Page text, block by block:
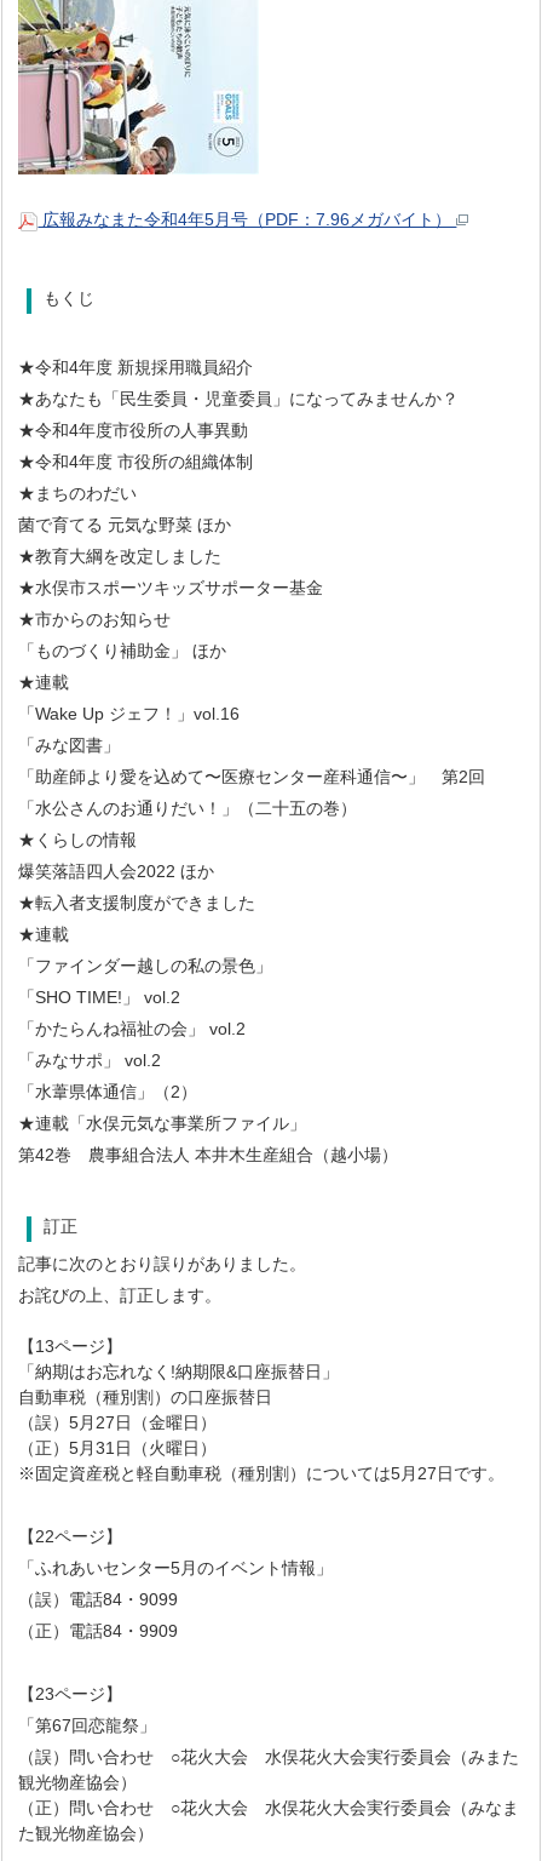
広報みなまた令和4年5月号（PDF：7.96メガバイト）
もくじ
★令和4年度 新規採用職員紹介
★あなたも「民生委員・児童委員」になってみませんか？
★令和4年度市役所の人事異動
★令和4年度 市役所の組織体制
★まちのわだい
菌で育てる 元気な野菜 ほか
★教育大綱を改定しました
★水俣市スポーツキッズサポーター基金
★市からのお知らせ
「ものづくり補助金」 ほか
★連載
「Wake Up ジェフ！」vol.16
「みな図書」
「助産師より愛を込めて〜医療センター産科通信〜」 第2回
「水公さんのお通りだい！」（二十五の巻）
★くらしの情報
爆笑落語四人会2022 ほか
★転入者支援制度ができました
★連載
「ファインダー越しの私の景色」
「SHO TIME!」 vol.2
「かたらんね福祉の会」 vol.2
「みなサポ」 vol.2
「水葦県体通信」（2）
★連載「水俣元気な事業所ファイル」
第42巻 農事組合法人 本井木生産組合（越小場）
訂正
記事に次のとおり誤りがありました。
お詫びの上、訂正します。
【13ページ】
「納期はお忘れなく!納期限&口座振替日」
自動車税（種別割）の口座振替日
（誤）5月27日（金曜日）
（正）5月31日（火曜日）
※固定資産税と軽自動車税（種別割）については5月27日です。
【22ページ】
「ふれあいセンター5月のイベント情報」
（誤）電話84・9099
（正）電話84・9909
【23ページ】
「第67回恋龍祭」
（誤）問い合わせ ○花火大会 水俣花火大会実行委員会（みまた
観光物産協会）
（正）問い合わせ ○花火大会 水俣花火大会実行委員会（みなま
た観光物産協会）